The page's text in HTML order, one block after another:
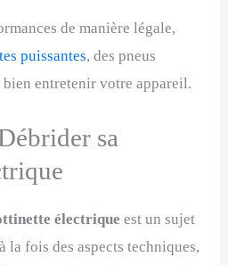
de manière légale,
puissantes, des pneus
entretenir votre appareil.
sa
électrique est un sujet
la fois des aspects techniques,